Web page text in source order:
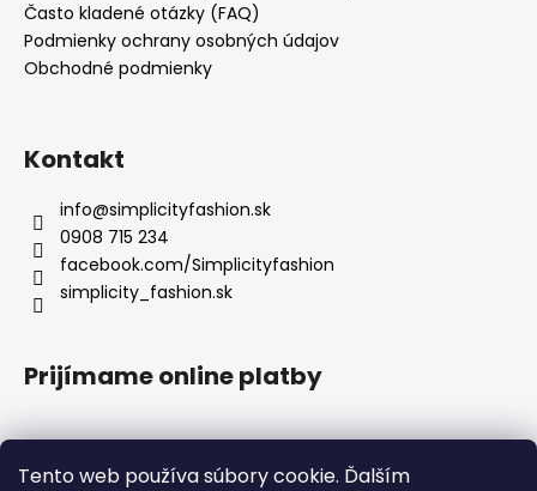
Tento web používa súbory cookie. Ďalším
Často kladené otázky (FAQ)
Podmienky ochrany osobných údajov
Obchodné podmienky
Kontakt
info@simplicityfashion.sk
0908 715 234
facebook.com/Simplicityfashion
simplicity_fashion.sk
Prijímame online platby